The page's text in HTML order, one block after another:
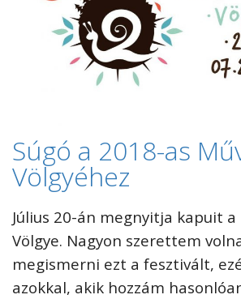
Súgó a 2018-as
Völgyéhez
Július 20-án megnyitja kapuit
Völgye. Nagyon szerettem
megismerni ezt a fesztivált,
azokkal, akik hozzám